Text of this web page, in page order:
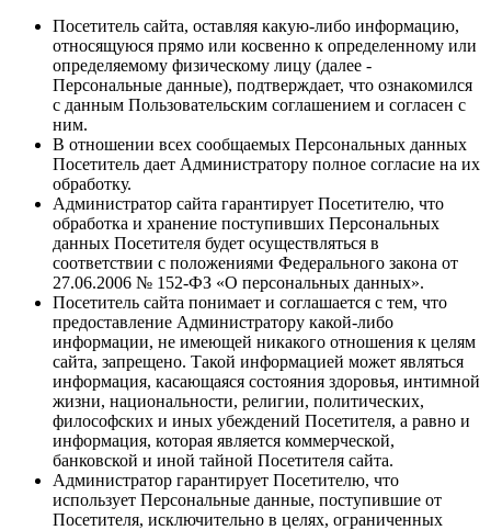
Посетитель сайта, оставляя какую-либо информацию,
относящуюся прямо или косвенно к определенному или
определяемому физическому лицу (далее -
Персональные данные), подтверждает, что ознакомился
с данным Пользовательским соглашением и согласен с
ним.
В отношении всех сообщаемых Персональных данных
Посетитель дает Администратору полное согласие на их
обработку.
Администратор сайта гарантирует Посетителю, что
обработка и хранение поступивших Персональных
данных Посетителя будет осуществляться в
соответствии с положениями Федерального закона от
27.06.2006 № 152-ФЗ «О персональных данных».
Посетитель сайта понимает и соглашается с тем, что
предоставление Администратору какой-либо
информации, не имеющей никакого отношения к целям
сайта, запрещено. Такой информацией может являться
информация, касающаяся состояния здоровья, интимной
жизни, национальности, религии, политических,
философских и иных убеждений Посетителя, а равно и
информация, которая является коммерческой,
банковской и иной тайной Посетителя сайта.
Администратор гарантирует Посетителю, что
использует Персональные данные, поступившие от
Посетителя, исключительно в целях, ограниченных